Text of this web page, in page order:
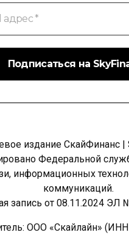
издание СкайФинанс |
Федеральной
информационных
коммуникаций.
запись от 08.11.2024
ООО «Скайлайн»